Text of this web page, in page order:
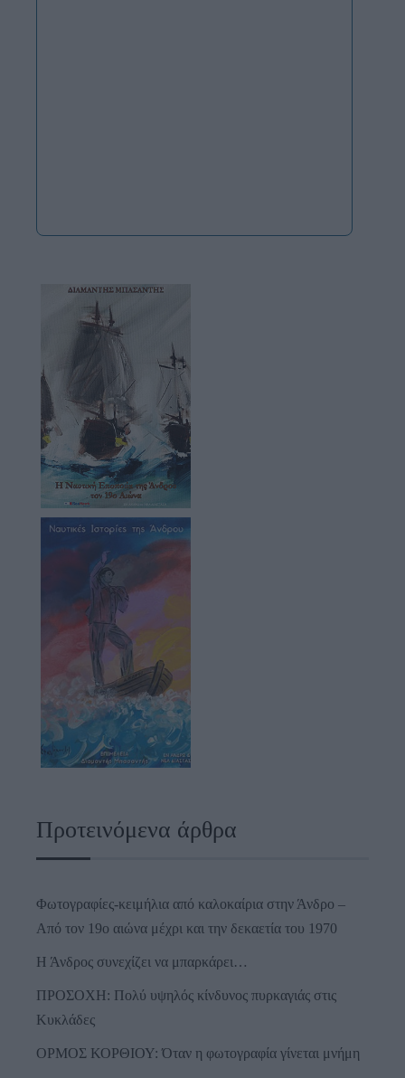
Προτεινόμενα άρθρα
Φωτογραφίες-κειμήλια από καλοκαίρια στην Άνδρο –
Από τον 19ο αιώνα μέχρι και την δεκαετία του 1970
Η Άνδρος συνεχίζει να μπαρκάρει…
ΠΡΟΣΟΧΗ: Πολύ υψηλός κίνδυνος πυρκαγιάς στις
Κυκλάδες
ΟΡΜΟΣ ΚΟΡΘΙΟΥ: Όταν η φωτογραφία γίνεται μνήμη